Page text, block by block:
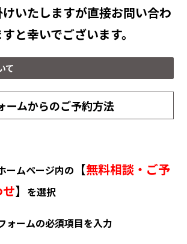
いたしますが直接お問い合わ
と幸いでございます。
て
ームからのご予約方法
ームページ内の 【無料相談・ご予
】 を選択
ォームの必須項目を入力